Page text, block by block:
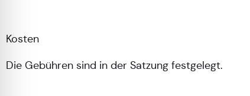
Kosten
Die Gebühren sind in der Satzung festgelegt.